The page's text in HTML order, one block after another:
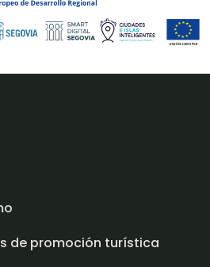
de promoción turística